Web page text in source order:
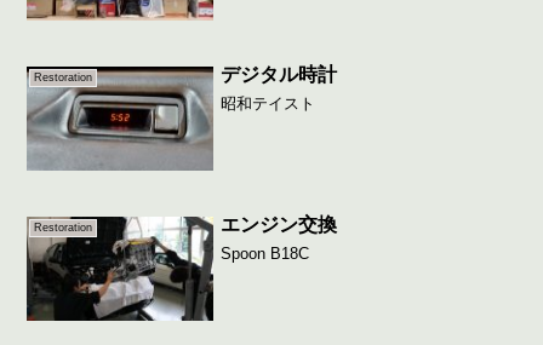
Restoration デジタル時計
昭和テイスト
Restoration エンジン交換
Spoon B18C